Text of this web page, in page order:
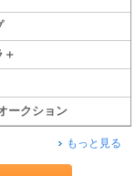
＋
ークション
もっと見る